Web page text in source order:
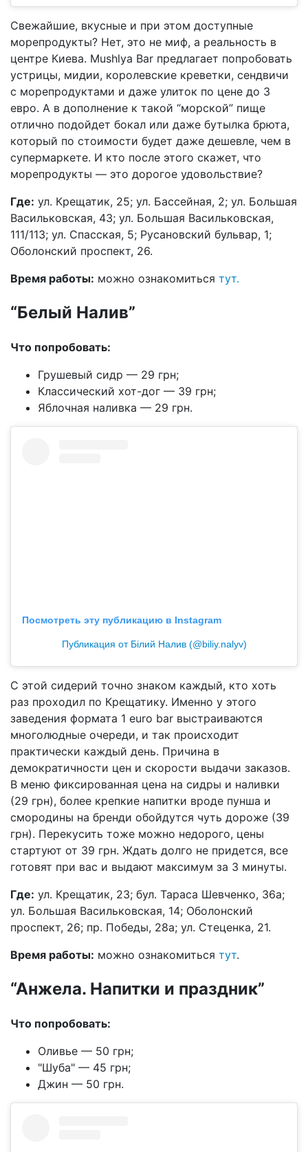
Свежайшие, вкусные и при этом доступные
морепродукты? Нет, это не миф, а реальность в
центре Киева. Mushlya Bar предлагает попробовать
устрицы, мидии, королевские креветки, сендвичи
с морепродуктами и даже улиток по цене до 3
евро. А в дополнение к такой “морской” пище
отлично подойдет бокал или даже бутылка брюта,
который по стоимости будет даже дешевле, чем в
супермаркете. И кто после этого скажет, что
морепродукты — это дорогое удовольствие?
Где: ул. Крещатик, 25; ул. Бассейная, 2; ул. Большая
Васильковская, 43; ул. Большая Васильковская,
111/113; ул. Спасская, 5; Русановский бульвар, 1;
Оболонский проспект, 26.
Время работы: можно ознакомиться тут.
“Белый Налив”
Что попробовать:
Грушевый сидр — 29 грн;
Классический хот-дог — 39 грн;
Яблочная наливка — 29 грн.
Посмотреть эту публикацию в Instagram
Публикация от Білий Налив (@biliy.nalyv)
С этой сидерий точно знаком каждый, кто хоть
раз проходил по Крещатику. Именно у этого
заведения формата 1 euro bar выстраиваются
многолюдные очереди, и так происходит
практически каждый день. Причина в
демократичности цен и скорости выдачи заказов.
В меню фиксированная цена на сидры и наливки
(29 грн), более крепкие напитки вроде пунша и
смородины на бренди обойдутся чуть дороже (39
грн). Перекусить тоже можно недорого, цены
стартуют от 39 грн. Ждать долго не придется, все
готовят при вас и выдают максимум за 3 минуты.
Где: ул. Крещатик, 23; бул. Тараса Шевченко, 36а;
ул. Большая Васильковская, 14; Оболонский
проспект, 26; пр. Победы, 28а; ул. Стеценка, 21.
Время работы: можно ознакомиться тут.
“Анжела. Напитки и праздник”
Что попробовать:
Оливье — 50 грн;
"Шуба" — 45 грн;
Джин — 50 грн.